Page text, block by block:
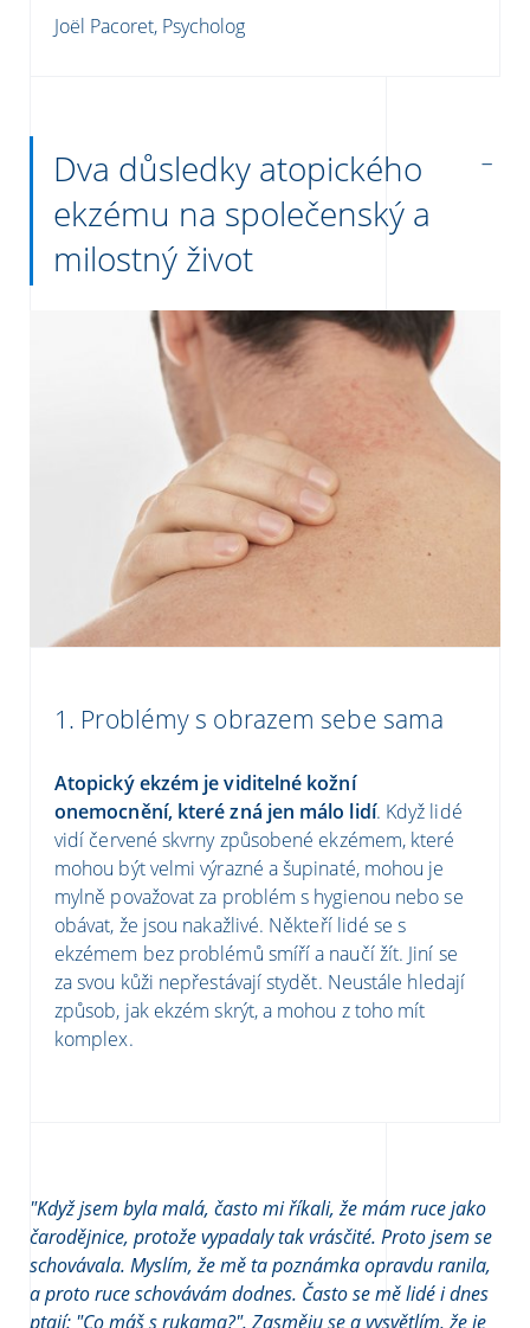
Joël Pacoret, Psycholog
Dva důsledky atopického
ekzému na společenský a
milostný život
1. Problémy s obrazem sebe sama
Atopický ekzém je viditelné kožní
onemocnění, které zná jen málo lidí. Když lidé
vidí červené skvrny způsobené ekzémem, které
mohou být velmi výrazné a šupinaté, mohou je
mylně považovat za problém s hygienou nebo se
obávat, že jsou nakažlivé. Někteří lidé se s
ekzémem bez problémů smíří a naučí žít. Jiní se
za svou kůži nepřestávají stydět. Neustále hledají
způsob, jak ekzém skrýt, a mohou z toho mít
komplex.
"Když jsem byla malá, často mi říkali, že mám ruce jako
čarodějnice, protože vypadaly tak vrásčité. Proto jsem se
schovávala. Myslím, že mě ta poznámka opravdu ranila,
a proto ruce schovávám dodnes. Často se mě lidé i dnes
ptají: "Co máš s rukama?". Zasměju se a vysvětlím, že je